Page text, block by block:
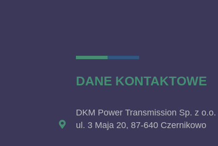
DANE KONTAKTOWE
DKM Power Transmission Sp. z o.o.
ul. 3 Maja 20, 87-640 Czernikowo